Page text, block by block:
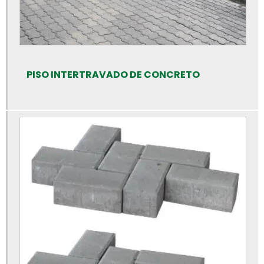
Calha de concreto para piso
Calha de concreto pré moldado
Calha de concreto preço
Canaleta de concreto preço
Canaleta de concreto tipo u
Canaleta de concreto valor
Cano de cimento preço
Cano de cimento
Canos de concreto preço
PISO INTERTRAVADO DE CONCRETO